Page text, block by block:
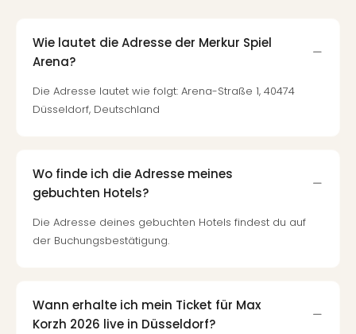
Wie lautet die Adresse der Merkur Spiel
Arena?
Die Adresse lautet wie folgt: Arena-Straße 1, 40474
Düsseldorf, Deutschland
Wo finde ich die Adresse meines
gebuchten Hotels?
Die Adresse deines gebuchten Hotels findest du auf
der Buchungsbestätigung.
Wann erhalte ich mein Ticket für Max
Korzh 2026 live in Düsseldorf?